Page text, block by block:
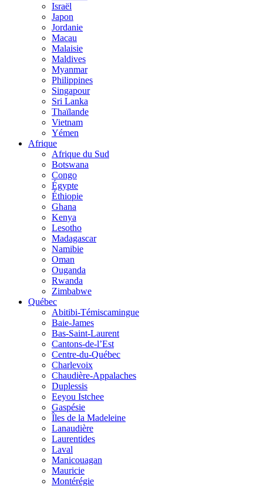
Israël
Japon
Jordanie
Macau
Malaisie
Maldives
Myanmar
Philippines
Singapour
Sri Lanka
Thaïlande
Vietnam
Yémen
Afrique
Afrique du Sud
Botswana
Congo
Égypte
Éthiopie
Ghana
Kenya
Lesotho
Madagascar
Namibie
Oman
Ouganda
Rwanda
Zimbabwe
Québec
Abitibi-Témiscamingue
Baie-James
Bas-Saint-Laurent
Cantons-de-l’Est
Centre-du-Québec
Charlevoix
Chaudière-Appalaches
Duplessis
Eeyou Istchee
Gaspésie
Îles de la Madeleine
Lanaudière
Laurentides
Laval
Manicouagan
Mauricie
Montérégie